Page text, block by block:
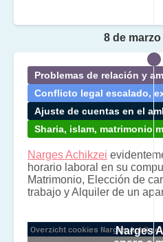
Problemas de relación y
Conflicto legal escalado,
Ajuste de cuentas en el
Sharia, islam, matrimonio
8 de
Narges Achikzei
horario laboral en su
Matrimonio, Elección de
trabajo y Alquiler de un
Narges